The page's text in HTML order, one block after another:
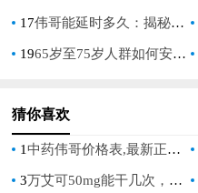
17伟哥能延时多久：揭秘其效果与正确使用方法
1965岁至75岁人群如何安全使用西地那非：专家指南
猜你喜欢
1中药伟哥价格表,最新正品报价与性价比选购指南
3万艾可50mg能干几次，探索剂量与效果的奥秘，提升你的认知，确保安全使用